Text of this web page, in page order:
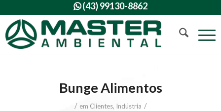
(43) 99130-8862
Bunge Alimentos
/ em Clientes, Indústria /